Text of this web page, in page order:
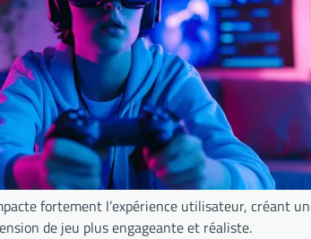
fortement l’expérience utilisateur, créant
de jeu plus engageante et réaliste.